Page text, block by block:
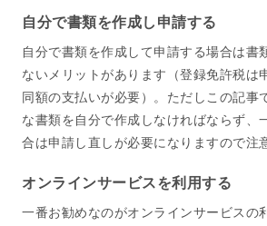
自分で書類を作成し申請する
自分で書類を作成して申請する場合は書
ないメリットがあります（登録免許税は
同額の支払いが必要）。ただしこの記事
な書類を自分で作成しなければならず、
合は申請し直しが必要になりますので注
オンラインサービスを利用する
一番お勧めなのがオンラインサービスの